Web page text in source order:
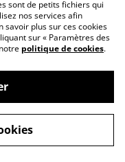
et autrice de BD
by
sont de petits fichiers qui
nos services afin
savoir plus sur ces cookies
sur « Paramètres des
politique de cookies.